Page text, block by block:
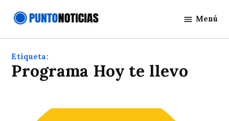
Noticias
Menú
Etiqueta:
Programa Hoy te llevo